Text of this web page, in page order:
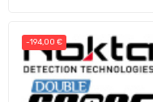
-194,00 €